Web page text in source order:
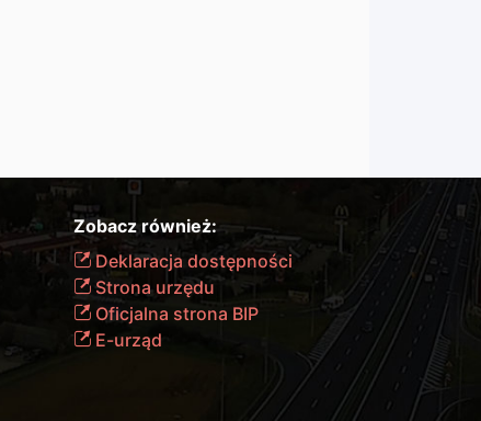
Zobacz również:
Deklaracja dostępności
Strona urzędu
Oficjalna strona BIP
E-urząd